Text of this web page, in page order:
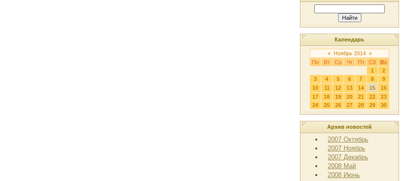
Календарь
« Ноябрь 2014 »
Пн
Вт Ср Чт Пт Сб
Вс
1
2
3
4 5 6 7 8
9
10
11 12 13 14 15
16
17
18 19 20 21 22
23
24
25 26 27 28 29 30
Архив новостей
2007 Октябрь
2007 Ноябрь
2007 Декабрь
2008 Май
2008 Июнь